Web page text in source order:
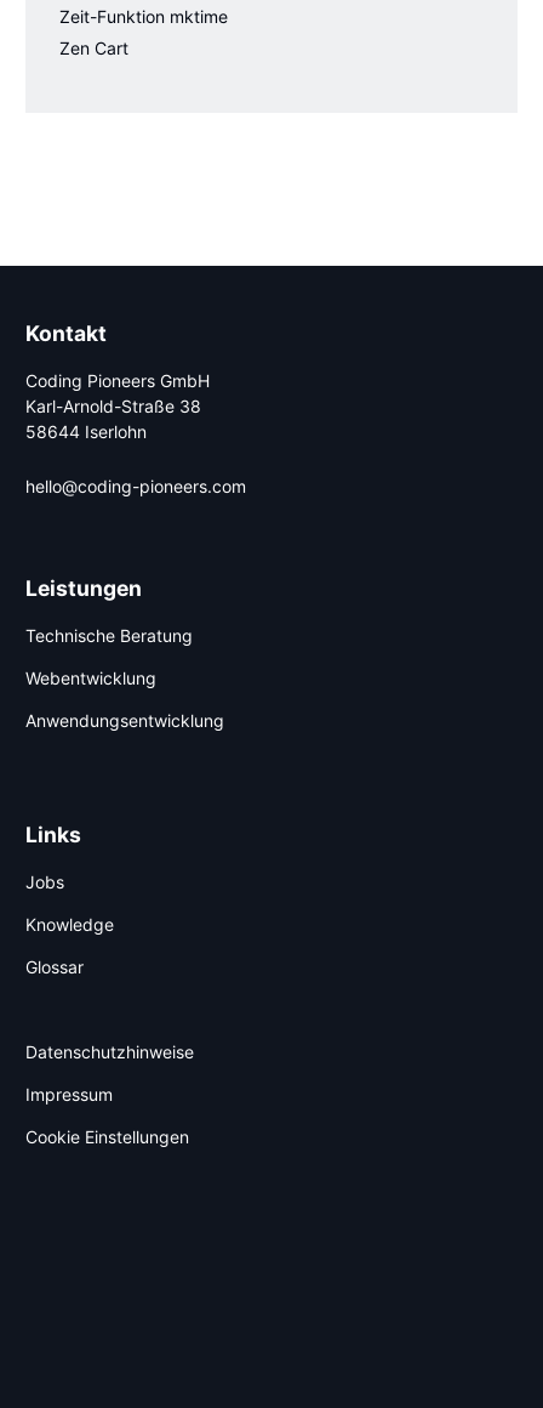
Zeit-Funktion mktime
Zen Cart
Kontakt
Coding Pioneers GmbH
Karl-Arnold-Straße 38
58644 Iserlohn
hello@coding-pioneers.com
Leistungen
Technische Beratung
Webentwicklung
Anwendungsentwicklung
Links
Jobs
Knowledge
Glossar
Datenschutzhinweise
Impressum
Cookie Einstellungen